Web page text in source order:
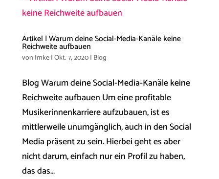
Artikel | Warum deine Social-Media-Kanäle keine
Reichweite aufbauen
von Imke|Okt. 7, 2020| Blog
Blog Warum deine Social-Media-Kanäle keine
Reichweite aufbauen Um eine profitable
Musikerinnenkarriere aufzubauen, ist es
mittlerweile unumgänglich, auch in den Social
Media präsent zu sein. Hierbei geht es aber
nicht darum, einfach nur ein Profil zu haben,
das das...